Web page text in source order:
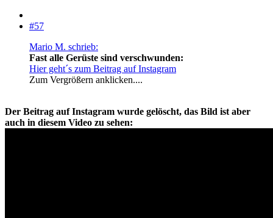
#57
Mario M. schrieb:
Fast alle Gerüste sind verschwunden:
Hier geht´s zum Beitrag auf Instagram
Zum Vergrößern anklicken....
Der Beitrag auf Instagram wurde gelöscht, das Bild ist aber
auch in diesem Video zu sehen: